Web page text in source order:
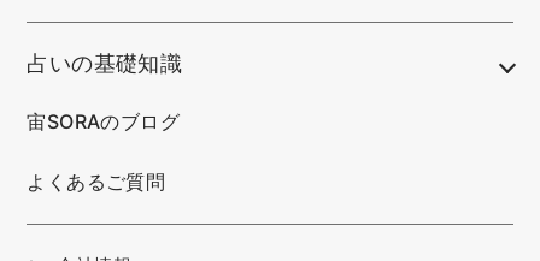
占いの基礎知識
宙SORAのブログ
よくあるご質問